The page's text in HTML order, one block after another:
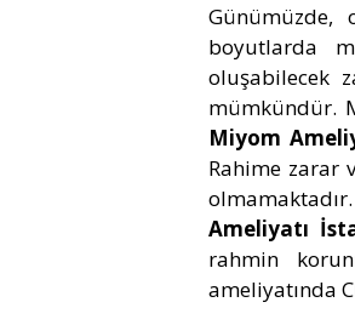
Günümüzde,
boyutlarda
oluşabilecek
mümkündür.
Miyom
Rahime zarar
Ameliyatı
rahmin
ameliyatında